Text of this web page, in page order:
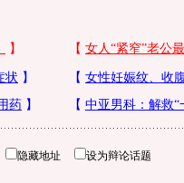
隐藏地址 设为辩论话题